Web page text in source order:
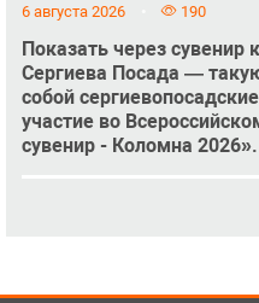
6 августа 2026 190
Показать через сувенир
Сергиева Посада —
собой
участие во
сувенир - Коломна 2026».